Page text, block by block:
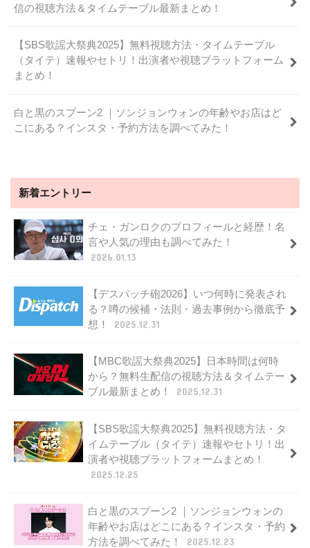
信の視聴方法＆タイムテーブル最新まとめ！
【SBS歌謡大祭典2025】無料視聴方法・タイムテーブル
（タイテ）速報やセトリ！出演者や視聴プラットフォーム
まとめ！
白と黒のスプーン2 ｜ソンジョンウォンの年齢やお店はど
こにある？インスタ・予約方法を調べてみた！
新着エントリー
チェ・ガンロクのプロフィールと経歴！名
言や人気の理由も調べてみた！
2026.01.13
【デスパッチ砲2026】いつ何時に発表され
る？噂の候補・法則・過去事例から徹底予
想！
2025.12.31
【MBC歌謡大祭典2025】日本時間は何時
から？無料生配信の視聴方法＆タイムテー
ブル最新まとめ！
2025.12.31
【SBS歌謡大祭典2025】無料視聴方法・タ
イムテーブル（タイテ）速報やセトリ！出
演者や視聴プラットフォームまとめ！
2025.12.25
白と黒のスプーン2 ｜ソンジョンウォンの
年齢やお店はどこにある？インスタ・予約
方法を調べてみた！
2025.12.23